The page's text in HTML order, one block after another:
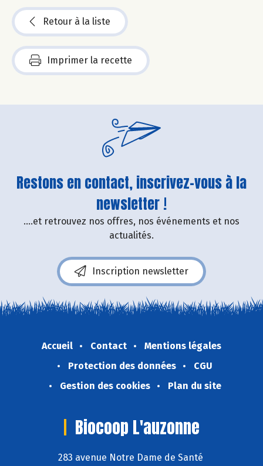
Retour à la liste
Imprimer la recette
Restons en contact, inscrivez-vous à la
newsletter !
....et retrouvez nos offres, nos événements et nos
actualités.
Inscription newsletter
Accueil Contact
Mentions légales
Protection des données
CGU
Gestion des cookies
Plan du site
Biocoop L'auzonne
283 avenue Notre Dame de Santé